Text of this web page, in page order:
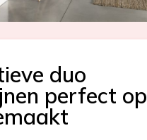
duo
perfect op